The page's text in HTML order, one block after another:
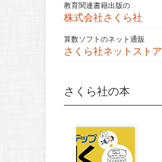
教育関連書籍出版の
株式会社さくら社
算数ソフトのネット通販
さくら社ネットストア
さくら社の本